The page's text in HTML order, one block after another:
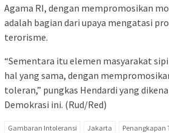
Agama RI, dengan mempromosikan
adalah bagian dari upaya mengatasi
terorisme.
“Sementara itu elemen masyarakat
hal yang sama, dengan
toleran,” pungkas Hendardi yang
Demokrasi ini. (Rud/Red)
Gambaran Intoleransi Jakarta
Penangkapan